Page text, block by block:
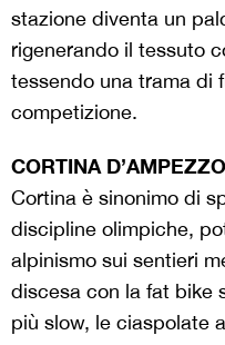
stazione diventa un
rigenerando il tessuto
tessendo una trama di
competizione.
CORTINA D’AMPEZZO
Cortina è sinonimo di
discipline olimpiche,
alpinismo sui sentieri
discesa con la fat bike
più slow, le ciaspolate